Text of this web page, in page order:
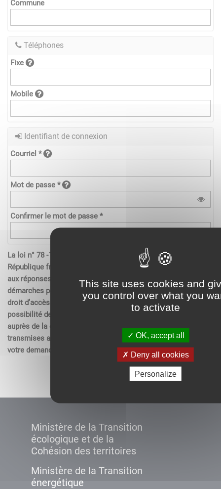
This site uses cookies and
you control over what you
to activate
OK, accept all
Deny all cookies
Personalize
Commune
Téléphones
Fixe
Mobile
Identifiant de connexion
Courriel *
Mot de passe *
Confirmer le mot de passe *
La loi n° 78 -17 du 6 janvier 1978 relative à l’informatique de la
République française, aux fichiers et aux libertés s’applique
aux réponses contenues dans les demandes effectués sur les
démarches pour les personnes physiques. Elle garantit un
droit d’accès aux données nominatives les concernant et la
possibilité de rectification. Ces droits peuvent être exercés
auprès de la collectivité. Les données recueillies seront
transmises aux services compétents pour l’instruction de
votre demande.
Créer le compte
Ministère de la Transition
écologique et de la
Cohésion des territoires
Ministère de la Transition
énergétique